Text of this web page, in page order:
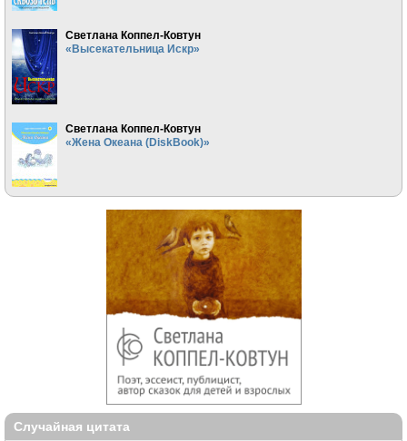
Светлана Коппел-Ковтун
«Высекательница Искр»
Светлана Коппел-Ковтун
«Жена Океана (DiskBook)»
Случайная цитата